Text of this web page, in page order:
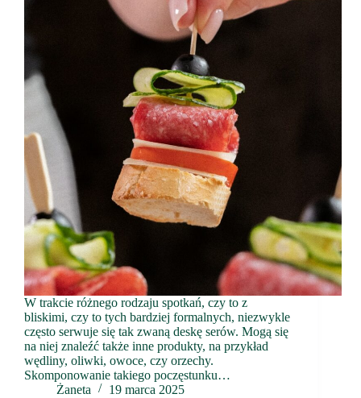
W trakcie różnego rodzaju spotkań, czy to z
bliskimi, czy to tych bardziej formalnych, niezwykle
często serwuje się tak zwaną deskę serów. Mogą się
na niej znaleźć także inne produkty, na przykład
wędliny, oliwki, owoce, czy orzechy.
Skomponowanie takiego poczęstunku…
Żaneta
19 marca 2025